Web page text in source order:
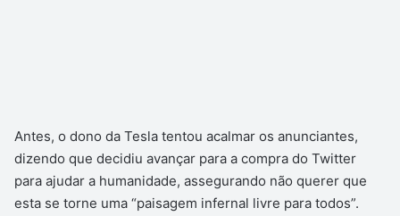
Antes, o dono da Tesla tentou acalmar os anunciantes,
dizendo que decidiu avançar para a compra do Twitter
para ajudar a humanidade, assegurando não querer que
esta se torne uma “paisagem infernal livre para todos”.